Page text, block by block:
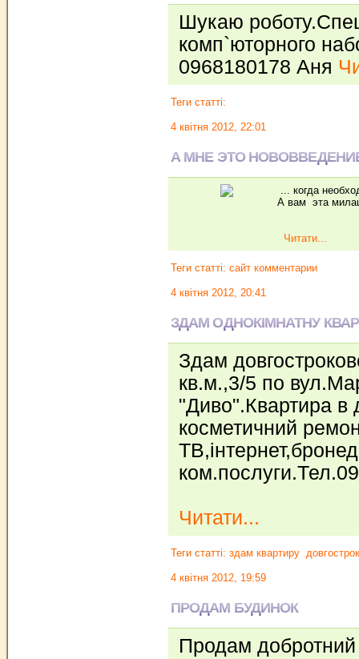
Шукаю
комп`юторного
0968180178 Аня
Теги статті:
4 квітня 2012, 22:01
А МНЕ ЭТО
... когда
А вам эта
Читати...
Теги статті: сайт комментарии
4 квітня 2012, 20:41
ЗДАМ ОДНОКІМНАТНУ
Здам
кв.м.,3/5 по
"Диво".Квартира в
косметичний
Читати...
Теги статті: здам квартиру
4 квітня 2012, 19:59
ПРОДАМ БУДИНОК
Продам